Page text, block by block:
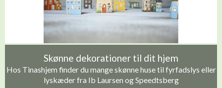
Skønne dekorationer til dit hjem
Hos Tinashjem finder du mange skønne huse til fyrfadslys eller
lyskæder fra Ib Laursen og Speedtsberg